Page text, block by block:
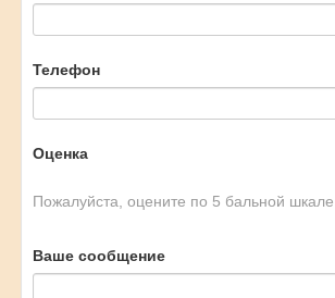
Телефон
Оценка
Пожалуйста, оцените по 5 бальной шкале
Ваше сообщение